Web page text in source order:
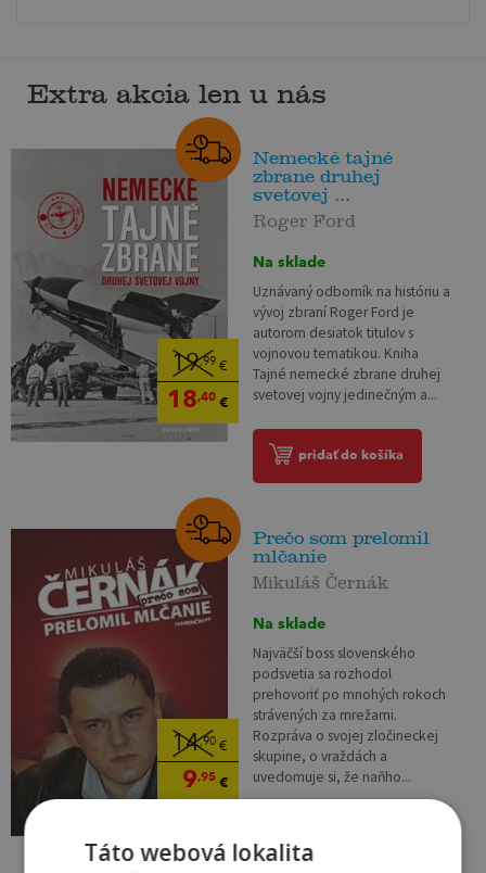
Extra akcia len u nás
19,99 €
18,40€
Nemecké tajné
zbrane druhej
svetovej ...
Roger Ford
Na sklade
Uznávaný odborník na históriu a
vývoj zbraní Roger Ford je
autorom desiatok titulov s
vojnovou tematikou. Kniha
Tajné nemecké zbrane druhej
svetovej vojny jedinečným a...
pridať do košíka
14,90€
9,95€
Prečo som prelomil
mlčanie
Mikuláš Černák
Na sklade
Najväčší boss slovenského
podsvetia sa rozhodol
prehovoriť po mnohých rokoch
strávených za mrežami.
Rozpráva o svojej zločineckej
skupine, o vraždách a
uvedomuje si, že naňho...
Táto webová lokalita